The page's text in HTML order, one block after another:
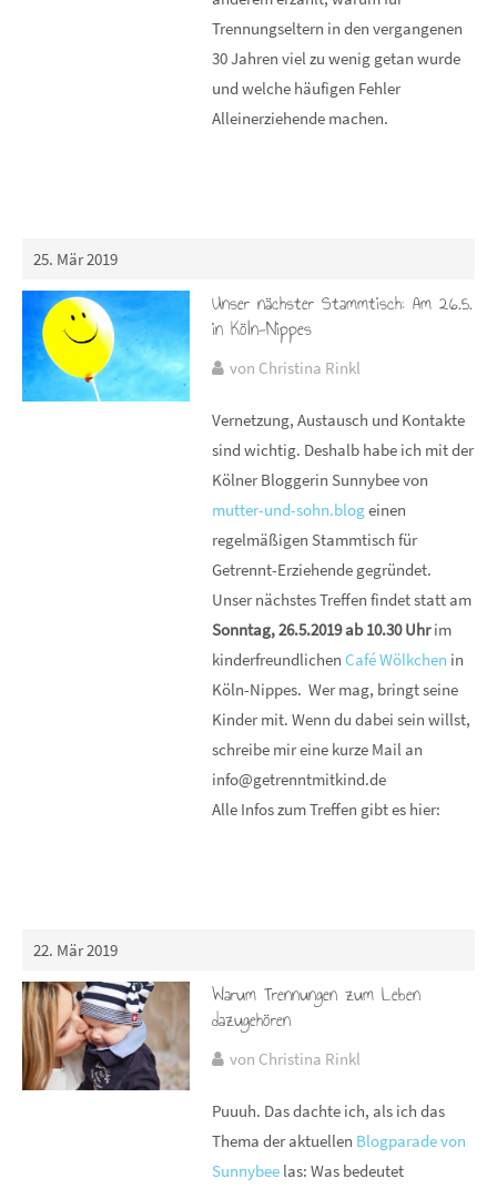
Trennungseltern in den vergangenen
30 Jahren viel zu wenig getan wurde
und welche häufigen Fehler
Alleinerziehende machen.
25. Mär 2019
Unser nächster Stammtisch: Am 26.5.
in Köln-Nippes
von Christina Rinkl
Vernetzung, Austausch und Kontakte
sind wichtig. Deshalb habe ich mit der
Kölner Bloggerin Sunnybee von
mutter-und-sohn.blogeinen
regelmäßigen Stammtisch für
Getrennt-Erziehende gegründet.
Unser nächstes Treffen findet statt am
Sonntag, 26.5.2019 ab 10.30 Uhrim
kinderfreundlichenCafé Wölkchen in
Köln-Nippes. Wer mag, bringt seine
Kinder mit. Wenn du dabei sein willst,
schreibe mir eine kurze Mail an
info@getrenntmitkind.de
Alle Infos zum Treffen gibt es hier:
22. Mär 2019
Warum Trennungen zum Leben
dazugehören
von Christina Rinkl
Puuuh. Das dachte ich, als ich das
Thema der aktuellen Blogparade von
Sunnybee las: Was bedeutet